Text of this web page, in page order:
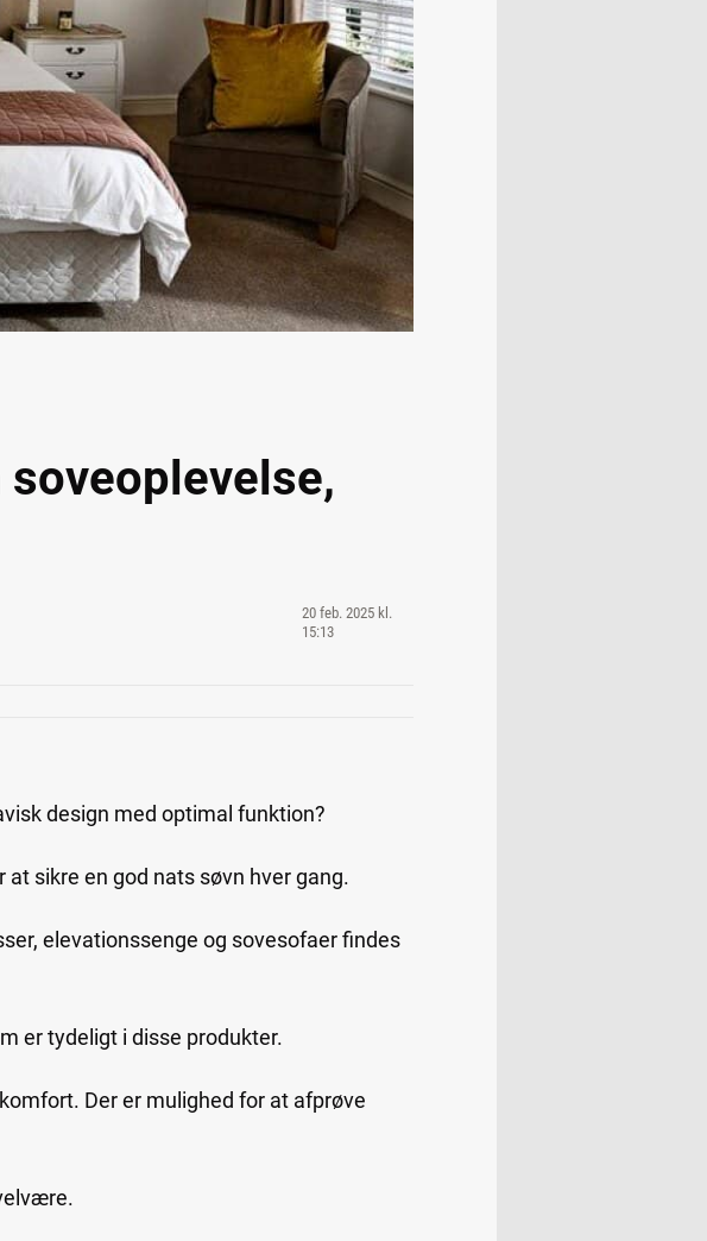
20 feb. 2025 kl.
15:13
design med optimal funktion?
sikre en god nats søvn hver gang.
elevationssenge og sovesofaer findes
er tydeligt i disse produkter.
Der er mulighed for at afprøve